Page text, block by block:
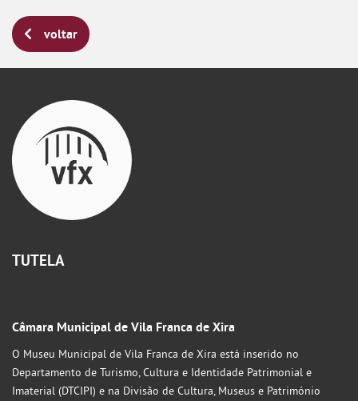
voltar
TUTELA
Câmara Municipal de Vila Franca de Xira
O Museu Municipal de Vila Franca de Xira está inserido no
Departamento de Turismo, Cultura e Identidade Patrimonial e
Imaterial (DTCIPI) e na Divisão de Cultura, Museus e Património